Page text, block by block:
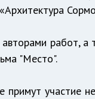
работ,
"Место".
примут участие